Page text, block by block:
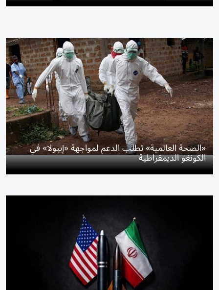
«الصحة العالمية» تطلب الدعم لمواجهة «إيبولا» في
الكونغو الديمقراطية